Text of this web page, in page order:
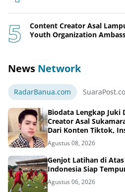
Content Creator Asal
Youth Organization
News Network
RadarBanua.com
Biodata Lengkap Juki
Creator Asal
Dari Konten Tiktok,
Agustus 08, 2026
Genjot Latihan di
Indonesia Siap
Agustus 06, 2026